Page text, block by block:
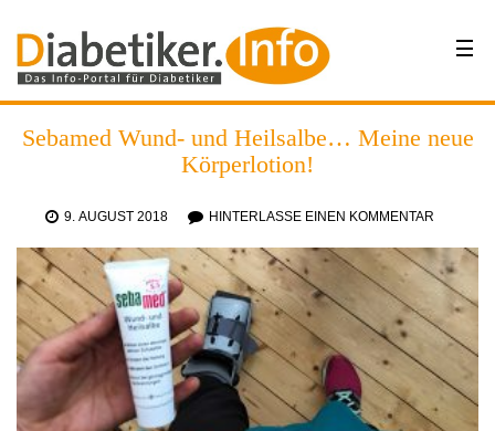
Sebamed Wund- und Heilsalbe… Meine neue
Körperlotion!
9. AUGUST 2018 HINTERLASSE EINEN KOMMENTAR